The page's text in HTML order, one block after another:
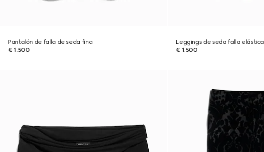
Pantalón de falla de seda fina
€ 1.500
Leggings de seda falla elástica
€ 1.500